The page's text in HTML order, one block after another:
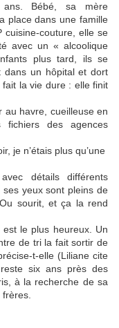
Bébé, sa mère
place dans une famille
cuisine-couture, elle se
avec un « alcoolique
plus tard, ils se
dans un hôpital et dort
la vie dure : elle finit
au havre, cueilleuse en
fichiers des agences
je n’étais plus qu’une
détails différents
yeux sont pleins de
sourit, et ça la rend
le plus heureux. Un
de tri la fait sortir de
t-elle (Liliane cite
six ans près des
à la recherche de sa